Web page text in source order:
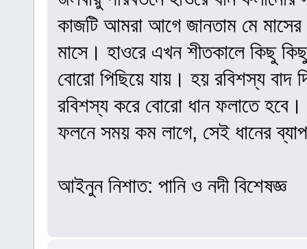
কাজটি আমরা আগে জানতাম মে
মাসে। হাওরে এখন শীতকালে কিছু
বোরো পিছিয়ে যায়। হয় রবিশস্য
রবিশস্য করে বোরো ধান ফলাতে
ফলনে সময় কম লাগে, সেই ধানের
আইনুন নিশাত: পানি ও নদী বিশেষজ্ঞ